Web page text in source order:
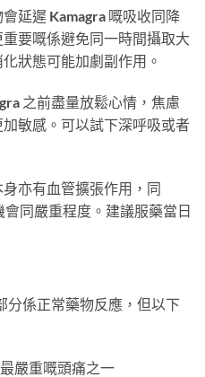
會延遲 Kamagra 嘅吸收同降
要嘅係避免同一時間攝取大
狀態可能加劇副作用。
之前盡量放鬆心情，焦慮
敏感。可以試下深呼吸或者
身亦有血管擴張作用，同
同嚴重程度。建議服藥當日
分係正常藥物反應，但以下
嚴重嘅頭痛之一